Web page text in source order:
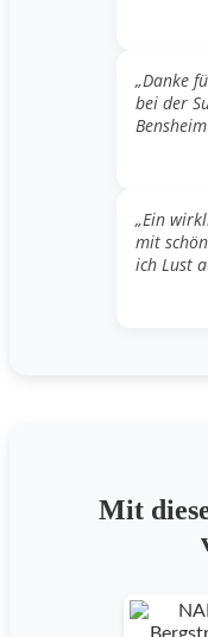
„Danke
bei der
„Ein
mit
ich Lust
Mit